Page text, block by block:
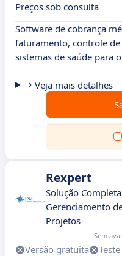
Preços sob consulta
Software de cobrança
faturamento, controle
sistemas de saúde para
Veja mais detalhes
Rexpert
Solução
Gerenciamento
Projetos
Sem
Versão gratuita